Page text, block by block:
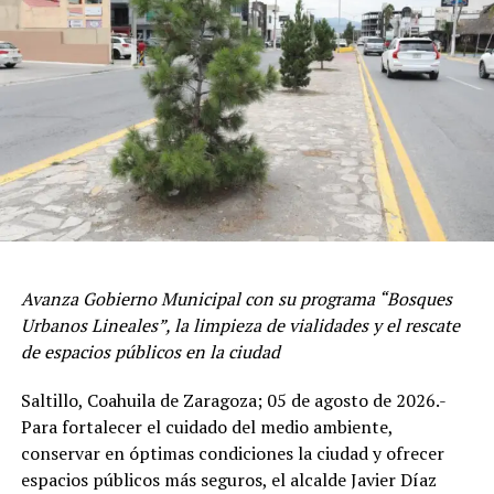
DEJAN LLUVIAS DAÑOS EN VIVIENDAS Y VEHÍCULOS
VARADOS EN ENCHARCAMIENTOS EN LA REGIÓN SURESTE
DON'T MISS
COORDINA JAVIER DÍAZ TRABAJOS DE LIMPIEZA TRAS
medidas preventivas para proteger a su personal y
clientes, con lo que se promueve la cultura de la
prevención civil.
ADVERTISEMENT
La Dirección de Protección Civil y Bomberos informó
que las supervisiones continuarán durante el desarrollo
de esta importante festividad, además de brindar
recomendaciones a las y los comerciantes para el
Avanza Gobierno Municipal con su programa “Bosques
Urbanos Lineales”, la limpieza de vialidades y el rescate
de espacios públicos en la ciudad
Saltillo, Coahuila de Zaragoza; 05 de agosto de 2026.-
Para fortalecer el cuidado del medio ambiente,
conservar en óptimas condiciones la ciudad y ofrecer
espacios públicos más seguros, el alcalde Javier Díaz